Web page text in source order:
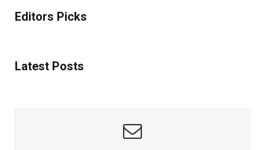
Editors Picks
Latest Posts